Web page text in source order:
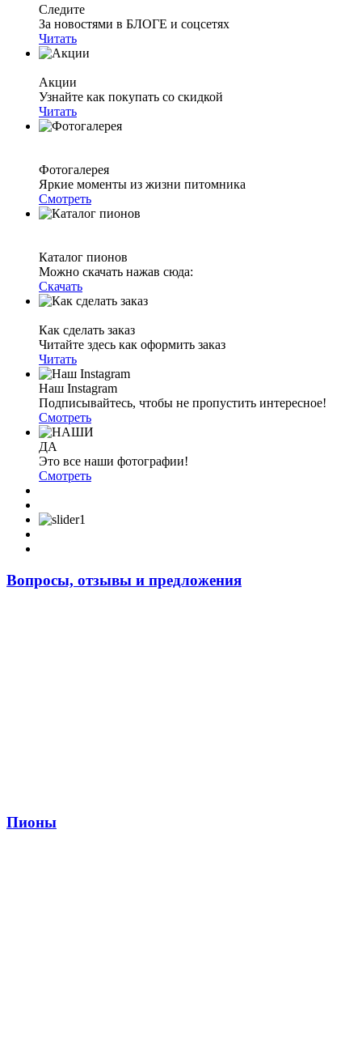
Следите
За новостями в БЛОГЕ и соцсетях
Читать
Акции
Узнайте как покупать со скидкой
Читать
Фотогалерея
Яркие моменты из жизни питомника
Смотреть
Каталог пионов
Можно скачать нажав сюда:
Скачать
Как сделать заказ
Читайте здесь как оформить заказ
Читать
Наш Instagram
Подписывайтесь, чтобы не пропустить интересное!
Смотреть
ДА
Это все наши фотографии!
Смотреть
Вопросы, отзывы и предложения
Пионы